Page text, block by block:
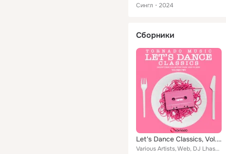
Сингл
2024
Сборники
Let's Dance Classics, Vol. 2
Various Artists, Web, DJ Lhasa, Match, Love Touch, Phonograph, Unsex, Earphones, 2 People, The Trees, T42, Edge Of Universe, Ele...